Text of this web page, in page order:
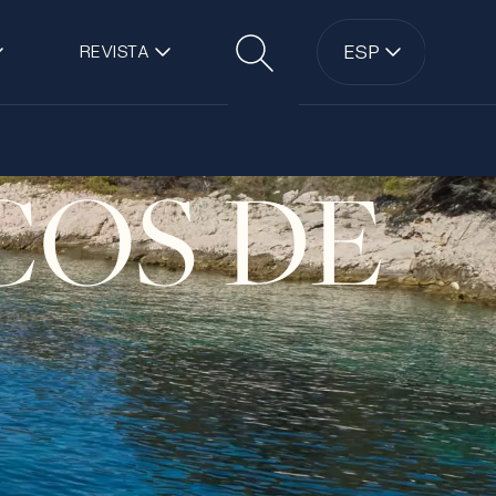
REVISTA
Buscar
ESP
DE